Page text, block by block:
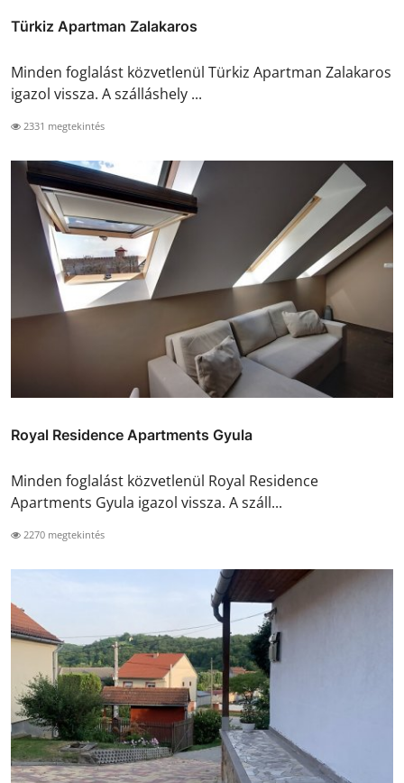
Türkiz Apartman Zalakaros
Minden foglalást közvetlenül Türkiz Apartman Zalakaros
igazol vissza. A szálláshely ...
2331 megtekintés
Royal Residence Apartments Gyula
Minden foglalást közvetlenül Royal Residence
Apartments Gyula igazol vissza. A száll...
2270 megtekintés